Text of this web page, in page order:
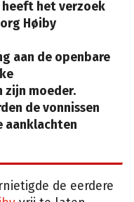
heeft het verzoek
Høiby
aan de openbare
zijn moeder.
de vonnissen
aanklachten
de eerdere